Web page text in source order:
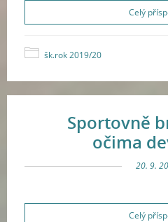
Celý
šk.rok 2019/20
Sportovně
očima
20. 9.
Celý